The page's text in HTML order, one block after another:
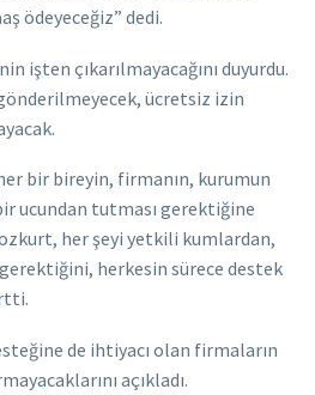
ödeyeceğiz” dedi.
işten çıkarılmayacağını duyurdu.
ücretsiz izin
bir bireyin, firmanın, kurumun
ucundan tutması gerektiğine
her şeyi yetkili kumlardan,
herkesin sürece destek
de ihtiyacı olan firmaların
açıkladı.